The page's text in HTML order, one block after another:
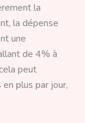
la
la dépense
une
de 4% à
peut
plus par jour,